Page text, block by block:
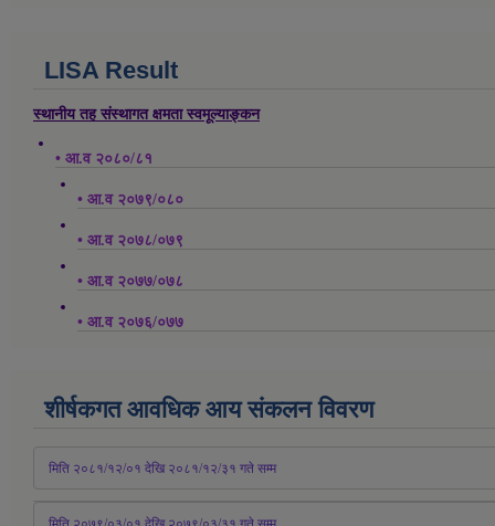
LISA Result
स्थानीय तह संस्थागत क्षमता स्वमूल्याङ्कन
• आ.व २०८०/८१
• आ.व २०७९/०८०
• आ.व २०७८/०७९
• आ.व २०७७/०७८
• आ.व २०७६/०७७
शीर्षकगत आवधिक आय संकलन विवरण
मिति २०८१/१२/०१ देखि २०८१/१२/३१ गते सम्म